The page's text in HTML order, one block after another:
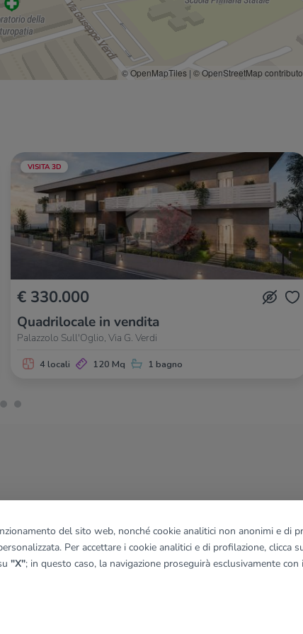
© OpenMapTiles | © OpenStreetMap
VISITA 3D
€ 330.000
Quadrilocale in vendita
Palazzolo Sull'Oglio, Via G. Verdi
4 locali 120 Mq 1 bagno
del sito web, nonché cookie analitici non anonimi e di
Per accettare i cookie analitici e di profilazione, clicca
"X"; in questo caso, la navigazione proseguirà esclusivamente